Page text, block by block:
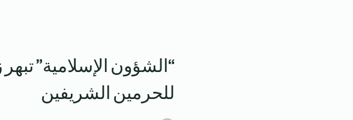
“الشؤون الإسلامية”
للحرمين الشريفين